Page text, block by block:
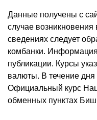
Данные получены с
случае
сведениях следует
комбанки.
публикации. Курсы
валюты. В течение дня
Официальный курс
обменных пунктах